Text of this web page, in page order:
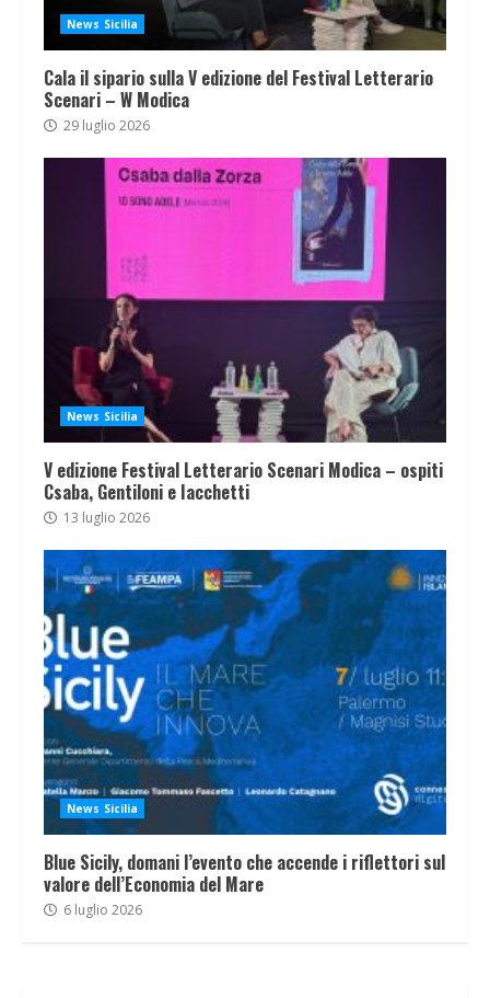
News Sicilia
Cala il sipario sulla V edizione del Festival Letterario
Scenari – W Modica
29 luglio 2026
News Sicilia
V edizione Festival Letterario Scenari Modica – ospiti
Csaba, Gentiloni e Iacchetti
13 luglio 2026
News Sicilia
Blue Sicily, domani l’evento che accende i riflettori sul
valore dell’Economia del Mare
6 luglio 2026